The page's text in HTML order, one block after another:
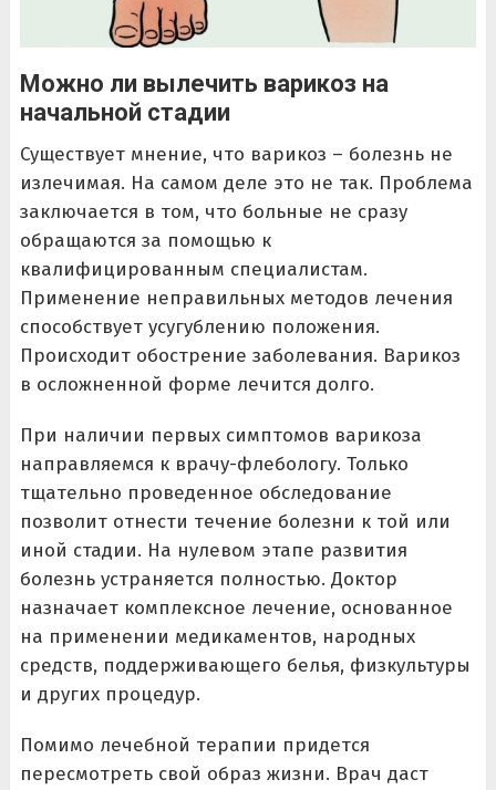
Можно ли вылечить варикоз на
начальной стадии
Существует мнение, что варикоз – болезнь не
излечимая. На самом деле это не так. Проблема
заключается в том, что больные не сразу
обращаются за помощью к
квалифицированным специалистам.
Применение неправильных методов лечения
способствует усугублению положения.
Происходит обострение заболевания. Варикоз
в осложненной форме лечится долго.
При наличии первых симптомов варикоза
направляемся к врачу-флебологу. Только
тщательно проведенное обследование
позволит отнести течение болезни к той или
иной стадии. На нулевом этапе развития
болезнь устраняется полностью. Доктор
назначает комплексное лечение, основанное
на применении медикаментов, народных
средств, поддерживающего белья, физкультуры
и других процедур.
Помимо лечебной терапии придется
пересмотреть свой образ жизни. Врач даст